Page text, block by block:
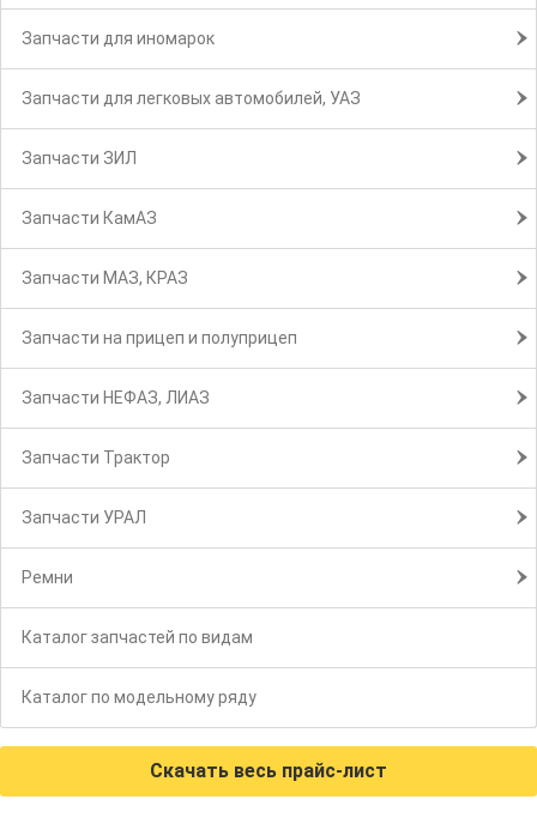
Запчасти для иномарок
Запчасти для легковых автомобилей, УАЗ
Запчасти ЗИЛ
Запчасти КамАЗ
Запчасти МАЗ, КРАЗ
Запчасти на прицеп и полуприцеп
Запчасти НЕФАЗ, ЛИАЗ
Запчасти Трактор
Запчасти УРАЛ
Ремни
Каталог запчастей по видам
Каталог по модельному ряду
Скачать весь прайс-лист